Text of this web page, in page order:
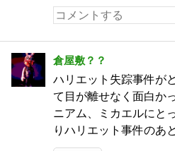
倉屋敷？？
ハリエット失踪事件が
て目が離せなく面白か
ニアム、ミカエルにと
りハリエット事件のあ